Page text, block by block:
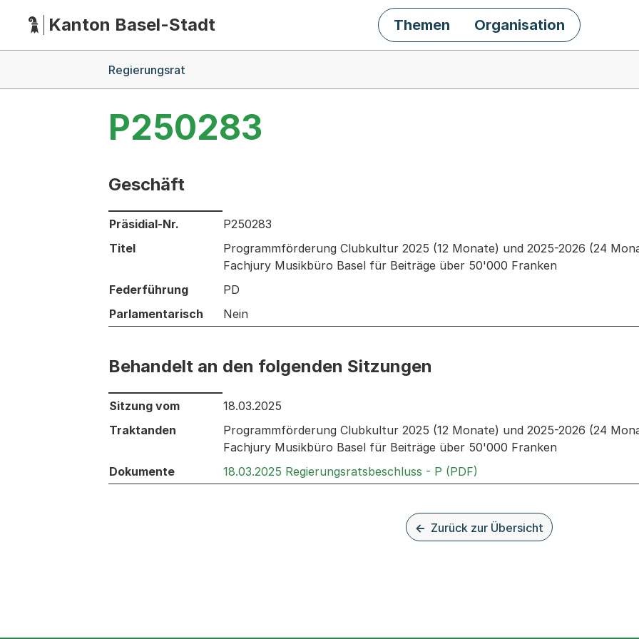
HauptnavigationKanton Basel-Stadt Themen Organisation
Regierungsrat
P250283
Geschäft
Informationen zum Ausgewählten Geschäft
Präsidial-Nr.
P250283
Titel
Programmförderung Clubkultur 2025 (12 Monate) und 2025-2026 (24
Fachjury Musikbüro Basel für Beiträge über 50'000 Franken
Federführung
PD
Parlamentarisch
Nein
Behandelt an den folgenden Sitzungen
Behandelt an den folgenden Sitzungen: Informationen zu den Sitzungen zum Geschäft
Sitzung vom
18.03.2025
Traktanden
Programmförderung Clubkultur 2025 (12 Monate) und 2025-2026 (24
Fachjury Musikbüro Basel für Beiträge über 50'000 Franken
Dokumente
18.03.2025 Regierungsratsbeschluss - P (PDF)
Zurück zur Übersicht